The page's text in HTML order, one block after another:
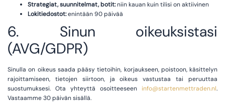
Strategiat, suunnitelmat, botit:niin kauan kuin tilisi on aktiivinen
Lokitiedostot:enintään 90 päivää
6. Sinun oikeuksistasi
(AVG/GDPR)
Sinulla on oikeus saada pääsy tietoihin, korjaukseen, poistoon, käsittelyn
rajoittamiseen, tietojen siirtoon, ja oikeus vastustaa tai peruuttaa
suostumuksesi. Ota yhteyttä osoitteeseen info@startenmettraden.nl.
Vastaamme 30 päivän sisällä.